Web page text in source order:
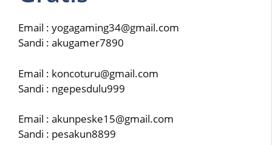
Email : yogagaming34@gmail.com
Sandi : akugamer7890
Email : koncoturu@gmail.com
Sandi : ngepesdulu999
Email : akunpeske15@gmail.com
Sandi : pesakun8899